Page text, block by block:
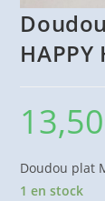
HAPPY
13,50
Doudou plat
1 en stock